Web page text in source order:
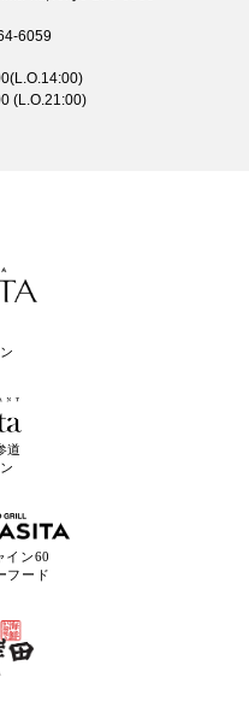
6059
(L.O.21:00)
道
イン60
フード